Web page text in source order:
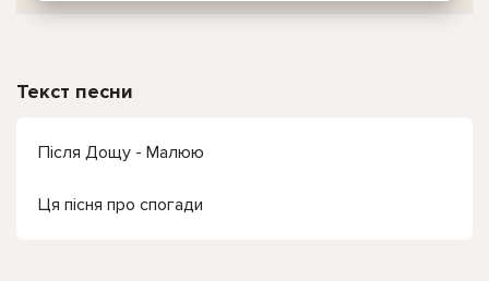
Текст песни
Після Дощу - Малюю
Ця пісня про спогади